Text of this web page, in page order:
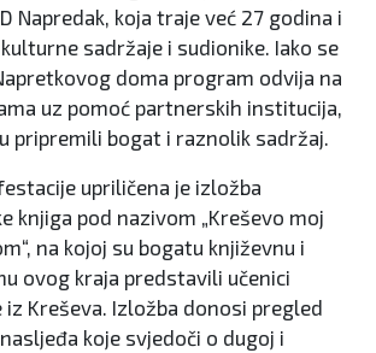
Napredak, koja traje već 27 godina i
sadržaje i sudionike. Iako se
doma program odvija na
uz pomoć partnerskih institucija,
pripremili bogat i raznolik sadržaj.
upriličena je izložba
knjiga pod nazivom „Kreševo moj
na kojoj su bogatu književnu i
ovog kraja predstavili učenici
Kreševa. Izložba donosi pregled
koje svjedoči o dugoj i